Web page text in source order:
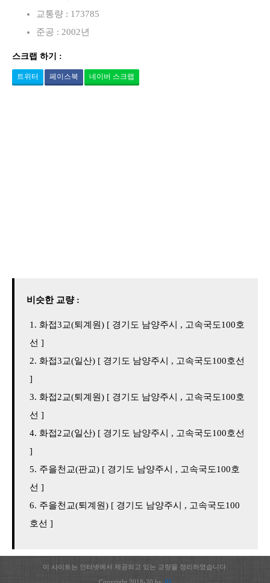
교통량 : 173785
준공 : 2002년
스크랩 하기 :
트위터 페이스북 네이버 스크랩
비슷한 교량 :
화접3교(퇴계원) [ 경기도 남양주시 , 고속국도100호
선 ]
화접3교(일산) [ 경기도 남양주시 , 고속국도100호선
]
화접2교(퇴계원) [ 경기도 남양주시 , 고속국도100호
선 ]
화접2교(일산) [ 경기도 남양주시 , 고속국도100호선
]
주을천교(판교) [ 경기도 남양주시 , 고속국도100호
선 ]
주을천교(퇴계원) [ 경기도 남양주시 , 고속국도100
호선 ]
이 사이트는 인터넷에서 제공되고 있는 교량을 정리하였습니다.